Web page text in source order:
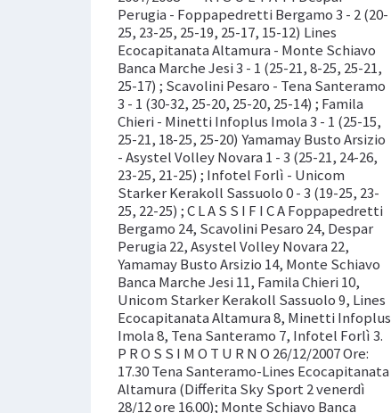
Perugia - Foppapedretti Bergamo 3 - 2 (20-
25, 23-25, 25-19, 25-17, 15-12) Lines
Ecocapitanata Altamura - Monte Schiavo
Banca Marche Jesi 3 - 1 (25-21, 8-25, 25-21,
25-17) ; Scavolini Pesaro - Tena Santeramo
3 - 1 (30-32, 25-20, 25-20, 25-14) ; Famila
Chieri - Minetti Infoplus Imola 3 - 1 (25-15,
25-21, 18-25, 25-20) Yamamay Busto Arsizio
- Asystel Volley Novara 1 - 3 (25-21, 24-26,
23-25, 21-25) ; Infotel Forlì - Unicom
Starker Kerakoll Sassuolo 0 - 3 (19-25, 23-
25, 22-25) ; C L A S S I F I C A Foppapedretti
Bergamo 24, Scavolini Pesaro 24, Despar
Perugia 22, Asystel Volley Novara 22,
Yamamay Busto Arsizio 14, Monte Schiavo
Banca Marche Jesi 11, Famila Chieri 10,
Unicom Starker Kerakoll Sassuolo 9, Lines
Ecocapitanata Altamura 8, Minetti Infoplus
Imola 8, Tena Santeramo 7, Infotel Forlì 3.
P R O S S I M O T U R N O 26/12/2007 Ore:
17.30 Tena Santeramo-Lines Ecocapitanata
Altamura (Differita Sky Sport 2 venerdì
28/12 ore 16.00); Monte Schiavo Banca